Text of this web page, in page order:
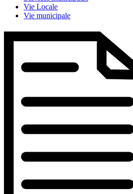
Vie Locale
Vie municipale